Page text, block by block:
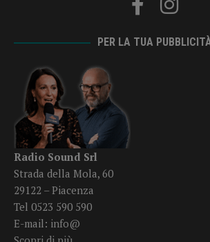
PER LA TUA
Radio Sound Srl
Strada della Mola, 60
29122 – Piacenza
Tel 0523 590 590
E-mail: info@